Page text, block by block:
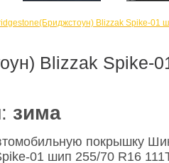
Blizzak Spike-01
Blizzak Spike-
зима
покрышку
01 шип 255/70 R16